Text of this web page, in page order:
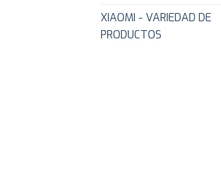
XIAOMI - VARIEDAD DE
PRODUCTOS